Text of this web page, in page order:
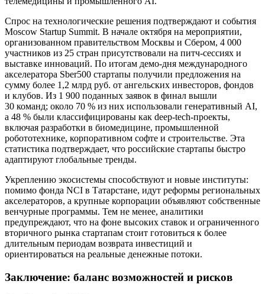
Спрос на технологические решения подтверждают и события
Moscow Startup Summit. В начале октября на мероприятии,
организованном правительством Москвы и Сбером, 4 000
участников из 25 стран присутствовали на питч-сессиях и
выставке инноваций. По итогам демо-дня международного
акселератора Sber500 стартапы получили предложения на
сумму более 1,2 млрд руб. от ангельских инвесторов, фондов
и клубов. Из 1 900 поданных заявок в финал вышли
30 команд; около 70 % из них использовали генеративный AI,
а 48 % были классифицированы как deep-tech-проекты,
включая разработки в биомедицине, промышленной
робототехнике, корпоративном софте и строительстве. Эта
статистика подтверждает, что российские стартапы быстро
адаптируют глобальные тренды.
Укреплению экосистемы способствуют и новые институты:
помимо фонда NCI в Татарстане, идут реформы региональных
акселераторов, а крупные корпорации объявляют собственные
венчурные программы. Тем не менее, аналитики
предупреждают, что на фоне высоких ставок и ограниченного
вторичного рынка стартапам стоит готовиться к более
длительным периодам возврата инвестиций и
ориентироваться на реальные денежные потоки.
Заключение: баланс возможностей и рисков